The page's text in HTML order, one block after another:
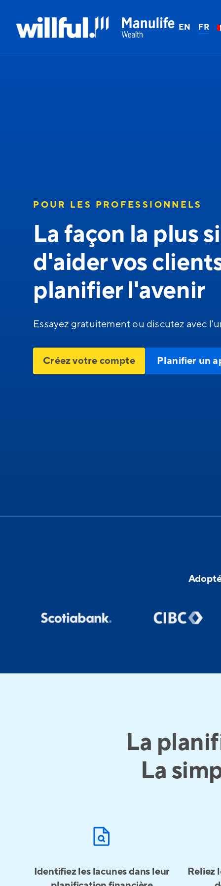
EN FR
POUR LES PROFESSIONNELS
La façon la plus
d'aider vos
planifier l'avenir
Essayez gratuitement ou discutez avec
Créez votre compte Planifier un
La
La
Identifiez les lacunes dans leur
Reliez